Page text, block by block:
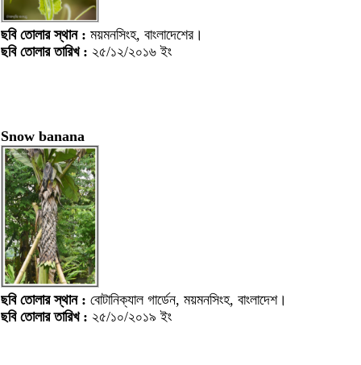
ছবি তোলার স্থান : ময়মনসিংহ, বাংলাদেশের।
ছবি তোলার তারিখ : ২৫/১২/২০১৬ ইং
Snow banana
ছবি তোলার স্থান : বোটানিক্যাল গার্ডেন, ময়মনসিংহ, বাংলাদেশ।
ছবি তোলার তারিখ : ২৫/১০/২০১৯ ইং